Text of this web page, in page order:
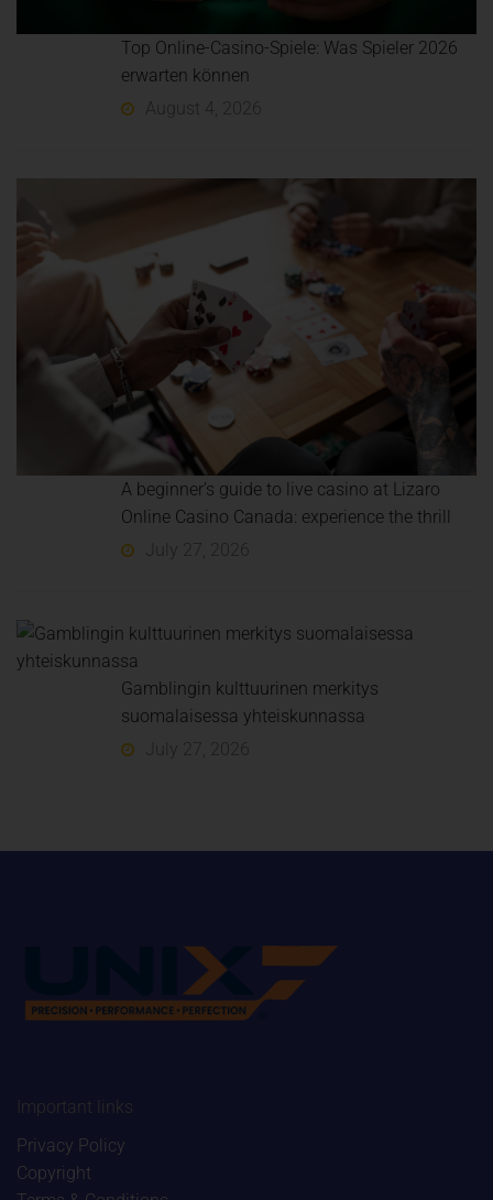
Top Online-Casino-Spiele: Was Spieler 2026
erwarten können
August 4, 2026
A beginner’s guide to live casino at Lizaro
Online Casino Canada: experience the thrill
July 27, 2026
Gamblingin kulttuurinen merkitys
suomalaisessa yhteiskunnassa
July 27, 2026
Important links
Privacy Policy
Copyright